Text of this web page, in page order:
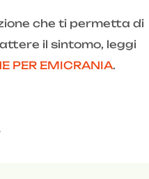
che ti permetta di
il sintomo, leggi
PER EMICRANIA.